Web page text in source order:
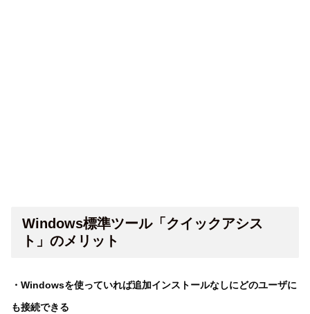
Windows標準ツール「クイックアシス
ト」のメリット
・Windowsを使っていれば追加インストールなしにどのユーザに
も接続できる